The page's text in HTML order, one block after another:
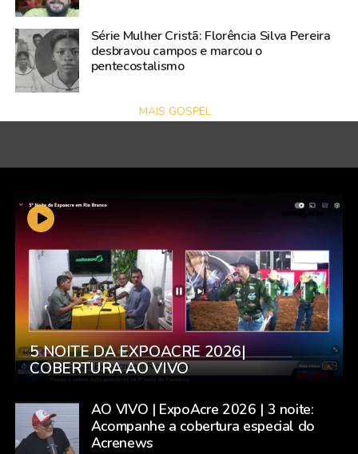
Série Mulher Cristã: Florência Silva Pereira
desbravou campos e marcou o
pentecostalismo
MAIS GOSPEL
5 NOITE DA EXPOACRE 2026|
COBERTURA AO VIVO
AO VIVO | ExpoAcre 2026 | 3 noite:
Acompanhe a cobertura especial do
Acrenews